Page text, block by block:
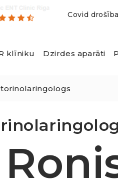
Covid drošība
klīniku Dzirdes aparāti